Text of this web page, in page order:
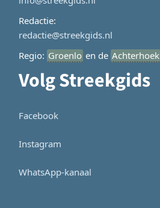
Redactie:
redactie@streekgids.nl
Regio: Groenlo en de Achterhoek
Volg Streekgids
Facebook
Instagram
WhatsApp-kanaal